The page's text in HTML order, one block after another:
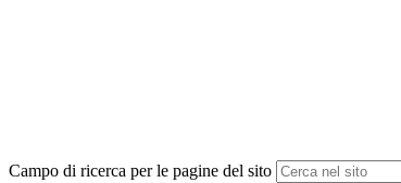
Campo di ricerca per le pagine del sito